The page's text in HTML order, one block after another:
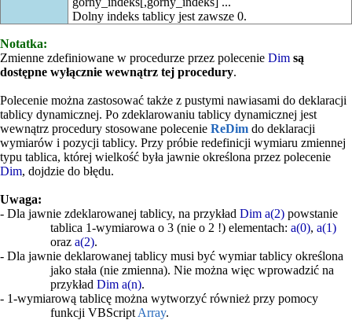
Dolny indeks tablicy jest zawsze 0.
Notatka:
Zmienne zdefiniowane w procedurze przez polecenie Dim są
dostępne wyłącznie wewnątrz tej procedury.
Polecenie można zastosować także z pustymi nawiasami do deklaracji
tablicy dynamicznej. Po zdeklarowaniu tablicy dynamicznej jest
wewnątrz procedury stosowane polecenie ReDim do deklaracji
wymiarów i pozycji tablicy. Przy próbie redefinicji wymiaru zmiennej
typu tablica, której wielkość była jawnie określona przez polecenie
Dim, dojdzie do błędu.
Uwaga:
- Dla jawnie zdeklarowanej tablicy, na przykład Dim a(2) powstanie
tablica 1-wymiarowa o 3 (nie o 2 !) elementach: a(0), a(1)
oraz a(2).
- Dla jawnie deklarowanej tablicy musi być wymiar tablicy określona
jako stała (nie zmienna). Nie można więc wprowadzić na
przykład Dim a(n).
- 1-wymiarową tablicę można wytworzyć również przy pomocy
funkcji VBScript Array.